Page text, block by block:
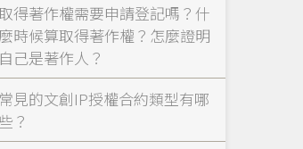
得著作權需要申請登記嗎？什
麼時候算取得著作權？怎麼證明
自己是著作人？
常見的文創IP授權合約類型有哪
些？